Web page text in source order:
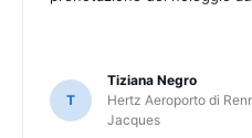
T
Tiziana Negro
Hertz Aeroporto di
Jacques